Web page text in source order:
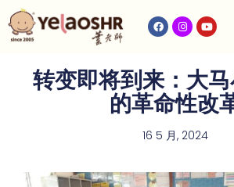
转变即将到来：大
的革命性改
16 5 月, 2024